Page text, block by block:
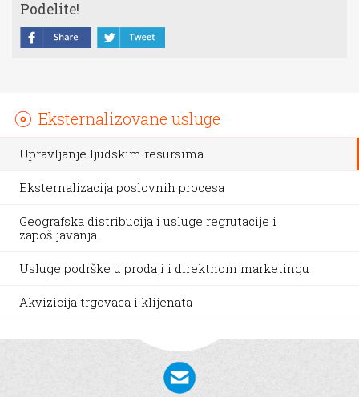
Podelite!
Eksternalizovane usluge
Upravljanje ljudskim resursima
Eksternalizacija poslovnih procesa
Geografska distribucija i usluge regrutacije i
zapošljavanja
Usluge podrške u prodaji i direktnom marketingu
Akvizicija trgovaca i klijenata